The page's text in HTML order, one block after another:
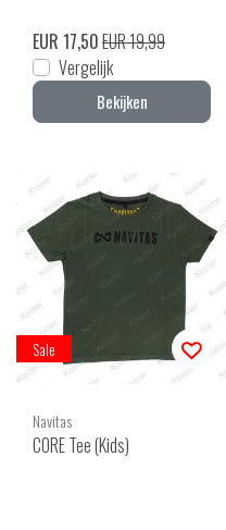
EUR 17,50EUR 19,99
Vergelijk
Bekijken
Sale
Navitas
CORE Tee (Kids)